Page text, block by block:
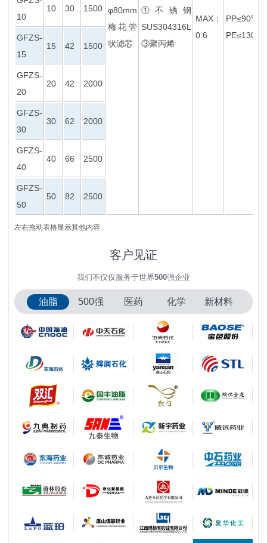
φ80mm
梅花管
状滤芯
①不锈钢
SUS304316L
③聚丙烯
MAX：
0.6
PP≤90℃
PE≤130℃
10
10 30 1500
GFZS-
15
15 42 1500
GFZS-
20
20 42 2000
GFZS-
30
30 62 2000
GFZS-
40
40 66 2500
GFZS-
50
50 82 2500
左右拖动表格显示其他内容
客户见证
我们不仅仅服务于世界500强企业
油脂 500强 医药 化学 新材料